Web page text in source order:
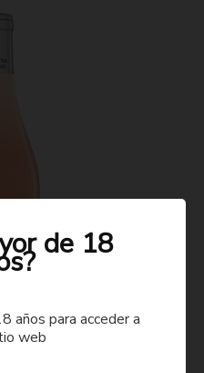
de 18
años para acceder a
web